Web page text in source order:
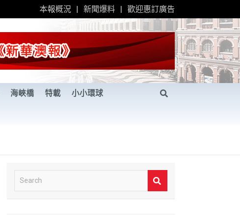
本報概況 新聞爆料 歡迎惠訂廣告
海峽橋 特載 小小環球
e